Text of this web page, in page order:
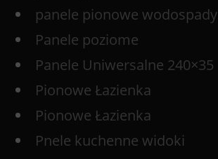
panele pionowe wodospady
Panele poziome
Panele Uniwersalne 240×35
Pionowe Łazienka
Pionowe Łazienka
Pnele kuchenne widoki